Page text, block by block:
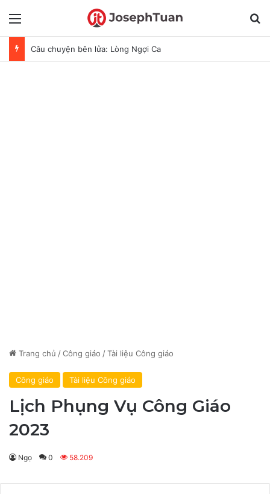
Câu chuyện bên lửa: Lòng Ngợi Ca
Trang chủ /Công giáo /Tài liệu Công giáo
Công giáo Tài liệu Công giáo
Lịch Phụng Vụ Công Giáo
2023
Ngọ 0 58.209